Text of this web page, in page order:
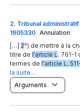
2. Tribunal
1905330 Annulation
[…] 2°) de mettre à la
titre de l'article L . 761-
termes de l'article L.
la suite…
Arguments